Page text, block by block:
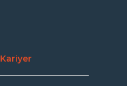
Kariyer